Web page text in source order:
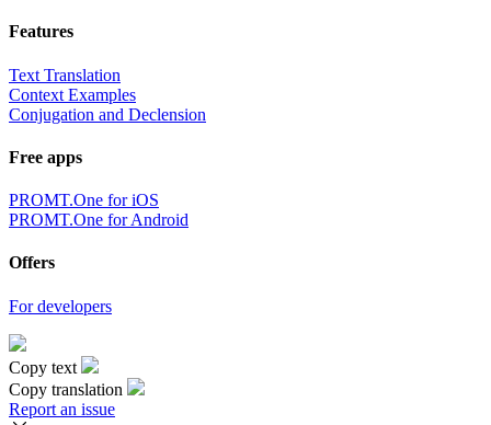
Features
Text Translation
Context Examples
Conjugation and Declension
Free apps
PROMT.One for iOS
PROMT.One for Android
Offers
For developers
Copy text
Copy translation
Report an issue